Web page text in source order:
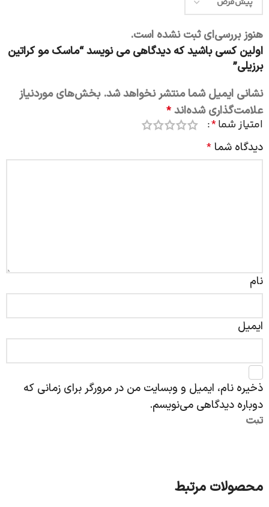
هنوز بررسی‌ای ثبت نشده است.
اولین کسی باشید که دیدگاهی می نویسد “ماسک مو کراتین
برزیلی”
نشانی ایمیل شما منتشر نخواهد شد. بخش‌های موردنیاز
علامت‌گذاری شده‌اند *
امتیاز شما*
دیدگاه شما *
نام
ایمیل
ذخیره نام، ایمیل و وبسایت من در مرورگر برای زمانی که
دوباره دیدگاهی می‌نویسم.
محصولات مرتبط